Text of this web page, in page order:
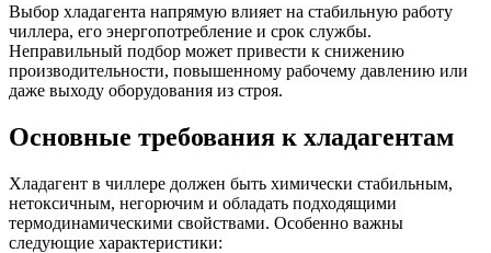
Выбор хладагента напрямую влияет на стабильную работу
чиллера, его энергопотребление и срок службы.
Неправильный подбор может привести к снижению
производительности, повышенному рабочему давлению или
даже выходу оборудования из строя.
Основные требования к хладагентам
Хладагент в чиллере должен быть химически стабильным,
нетоксичным, негорючим и обладать подходящими
термодинамическими свойствами. Особенно важны
следующие характеристики: